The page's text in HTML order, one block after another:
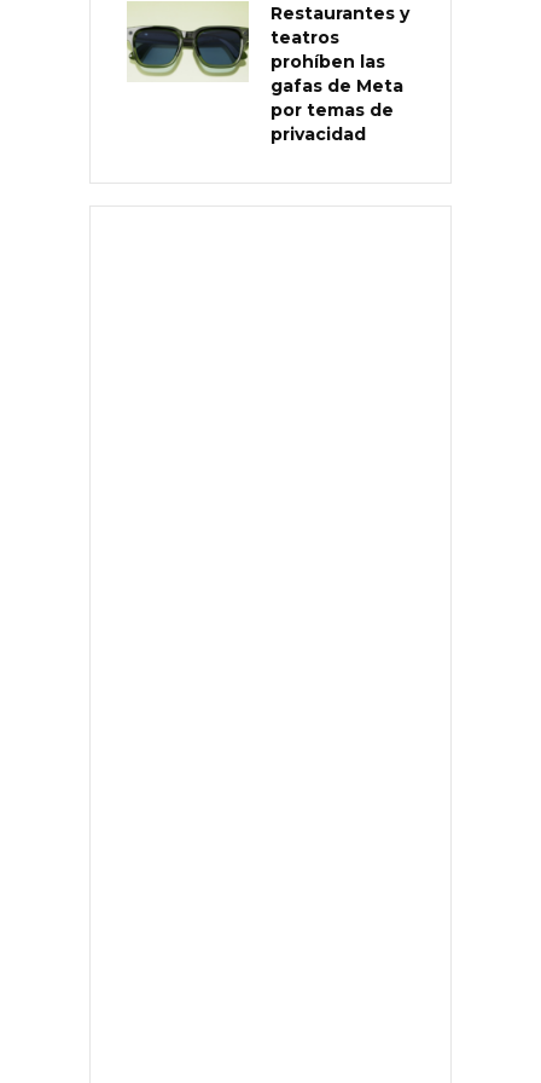
Restaurantes y
teatros
prohíben las
gafas de Meta
por temas de
privacidad